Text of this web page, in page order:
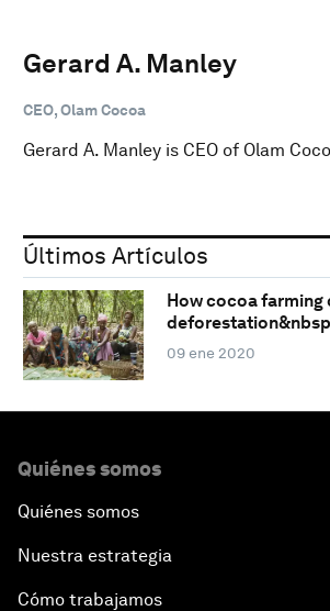
Gerard A. Manley
CEO, Olam Cocoa
Gerard A. Manley is CEO of Olam
Últimos Artículos
How cocoa farming
09 ene 2020
Quiénes somos
Quiénes somos
Nuestra estrategia
Cómo trabajamos